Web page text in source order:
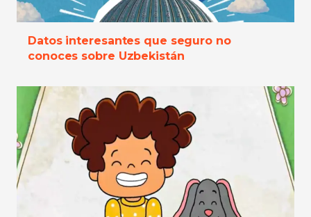
Datos interesantes que seguro no
conoces sobre Uzbekistán